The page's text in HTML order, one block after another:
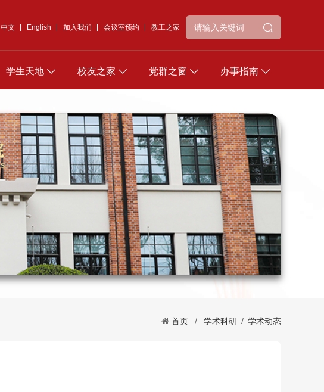
中文 English 加入我们 会议室预约 教工之家
学生天地 校友之家 党群之窗 办事指南
首页 / 学术科研 / 学术动态